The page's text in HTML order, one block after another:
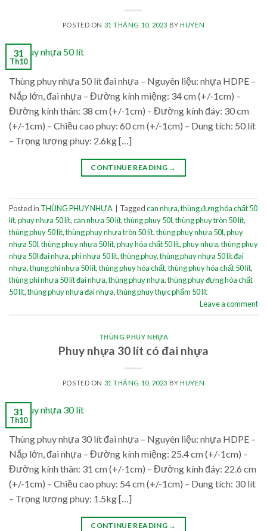
POSTED ON 31 THÁNG 10, 2023 BYHUYEN
31
Th10
Thùng phuy nhựa 50 lít đai nhựa – Nguyên liệu: nhựa HDPE –
Nắp lớn, đai nhựa – Đường kính miệng: 34 cm (+/-1cm) –
Đường kính thân: 38 cm (+/-1cm) – Đường kính đáy: 30 cm
(+/-1cm) – Chiều cao phuy: 60 cm (+/-1cm) – Dung tích: 50 lít
– Trọng lượng phuy: 2.6kg […]
CONTINUE READING →
Posted in THÙNG PHUY NHỰA Taggedcan nhựa,thùng đựng hóa chất 50
lít,phuy nhựa 50 lít,can nhựa 50 lít,thùng phuy 50l,thùng phuy tròn 50 lít,
thùng phuy 50 lít,thùng phuy nhựa tròn 50 lít,thùng phuy nhựa 50l,phuy
nhựa 50l,thùng phuy nhựa 50 lít,phuy hóa chất 50 lít,phuy nhựa,thùng phuy
nhựa 50l đai nhựa,phi nhựa 50 lít,thùng phuy,thùng phuy nhựa 50 lít đai
nhựa,thung phi nhựa 50 lít,thùng phuy hóa chất,thùng phuy hóa chất 50 lít,
thùng phi nhựa 50 lít đai nhựa,thùng phuy nhựa,thùng phuy đựng hóa chất
50 lít,thùng phuy nhựa đai nhựa,thùng phuy thực phẩm 50 lít
Leave a comment
THÙNG PHUY NHỰA
Phuy nhựa 30 lít có đai nhựa
POSTED ON 31 THÁNG 10, 2023 BYHUYEN
31
Th10
Thùng phuy nhựa 30 lít đai nhựa – Nguyên liệu: nhựa HDPE –
Nắp lớn, đai nhựa – Đường kính miệng: 25.4 cm (+/-1cm) –
Đường kính thân: 31 cm (+/-1cm) – Đường kính đáy: 22.6 cm
(+/-1cm) – Chiều cao phuy: 54 cm (+/-1cm) – Dung tích: 30 lít
– Trọng lượng phuy: 1.5kg […]
CONTINUE READING →